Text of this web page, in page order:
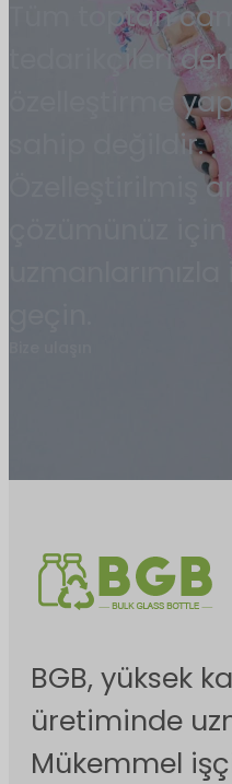
Tüm toptan
tedarikçileri
özelleştirme
sahip değildir.
Özelleştirilmiş
çözümünüz
uzmanlarımızla
BGB, yüksek
üretiminde
Mükemmel